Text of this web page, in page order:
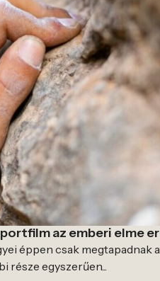
az emberi elme
éppen csak megtapadnak
része egyszerűen...